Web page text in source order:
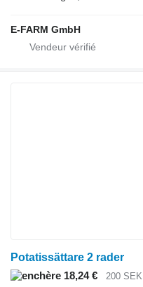
E-FARM GmbH
Potatissättare 2 rader
18,24 €
200 SEK